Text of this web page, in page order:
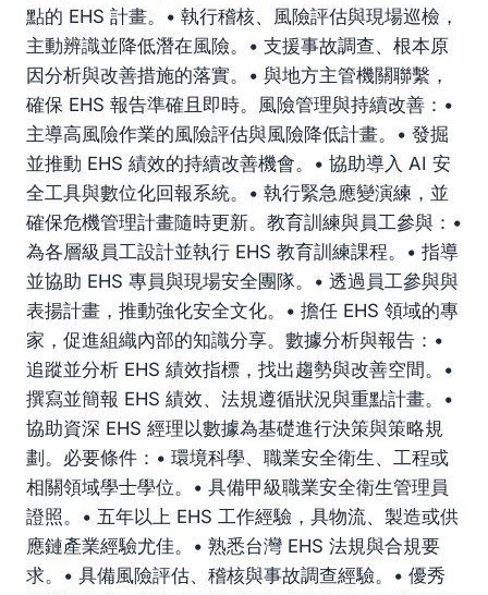
點的 EHS 計畫。• 執行稽核、風險評估與現場巡檢，
主動辨識並降低潛在風險。• 支援事故調查、根本原
因分析與改善措施的落實。• 與地方主管機關聯繫，
確保 EHS 報告準確且即時。風險管理與持續改善：•
主導高風險作業的風險評估與風險降低計畫。• 發掘
並推動 EHS 績效的持續改善機會。• 協助導入 AI 安
全工具與數位化回報系統。• 執行緊急應變演練，並
確保危機管理計畫隨時更新。教育訓練與員工參與：•
為各層級員工設計並執行 EHS 教育訓練課程。• 指導
並協助 EHS 專員與現場安全團隊。• 透過員工參與與
表揚計畫，推動強化安全文化。• 擔任 EHS 領域的專
家，促進組織內部的知識分享。數據分析與報告：•
追蹤並分析 EHS 績效指標，找出趨勢與改善空間。•
撰寫並簡報 EHS 績效、法規遵循狀況與重點計畫。•
協助資深 EHS 經理以數據為基礎進行決策與策略規
劃。必要條件：• 環境科學、職業安全衛生、工程或
相關領域學士學位。• 具備甲級職業安全衛生管理員
證照。• 五年以上 EHS 工作經驗，具物流、製造或供
應鏈產業經驗尤佳。• 熟悉台灣 EHS 法規與合規要
求。• 具備風險評估、稽核與事故調查經驗。• 優秀